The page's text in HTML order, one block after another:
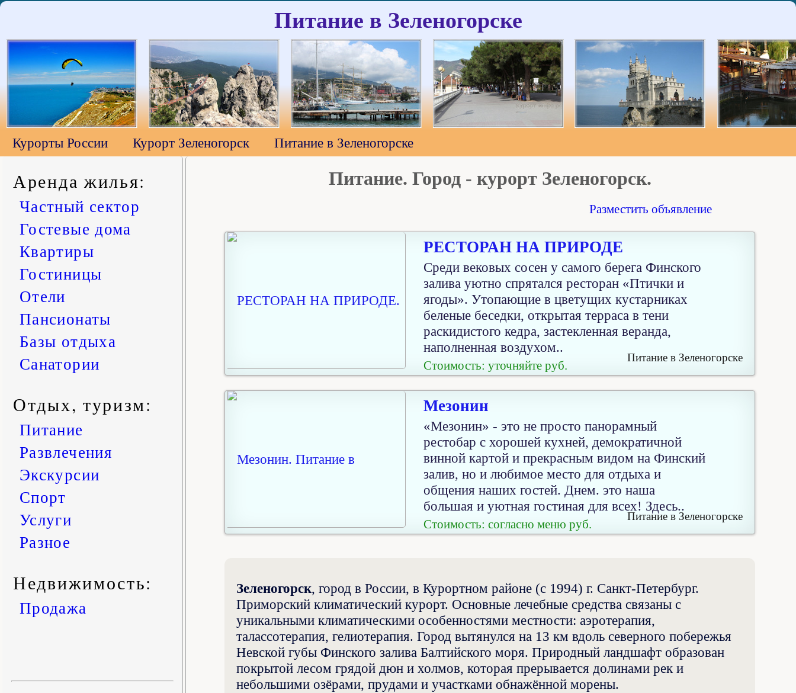
Питание в Зеленогорске
Курорты России Курорт Зеленогорск Питание в Зеленогорске
Аренда жилья:
Частный сектор
Гостевые дома
Квартиры
Гостиницы
Отели
Пансионаты
Базы отдыха
Санатории
Отдых, туризм:
Питание
Развлечения
Экскурсии
Спорт
Услуги
Разное
Недвижимость:
Продажа
Питание. Город - курорт Зеленогорск.
Разместить объявление
РЕСТОРАН НА ПРИРОДЕ
Среди вековых сосен у самого берега Финского
залива уютно спрятался ресторан «Птички и
ягоды». Утопающие в цветущих кустарниках
беленые беседки, открытая терраса в тени
раскидистого кедра, застекленная веранда,
наполненная воздухом..
Стоимость: уточняйте руб.
Питание в Зеленогорске
Мезонин
«Мезонин» - это не просто панорамный
рестобар с хорошей кухней, демократичной
винной картой и прекрасным видом на Финский
залив, но и любимое место для отдыха и
общения наших гостей. Днем. это наша
большая и уютная гостиная для всех! Здесь..
Стоимость: согласно меню руб.
Питание в Зеленогорске
Зеленогорск, город в России, в Курортном районе (с 1994) г. Санкт-Петербург.
Приморский климатический курорт. Основные лечебные средства связаны с
уникальными климатическими особенностями местности: аэротерапия,
талассотерапия, гелиотерапия. Город вытянулся на 13 км вдоль северного побережья
Невской губы Финского залива Балтийского моря. Природный ландшафт образован
покрытой лесом грядой дюн и холмов, которая прерывается долинами рек и
небольшими озёрами, прудами и участками обнажённой морены.